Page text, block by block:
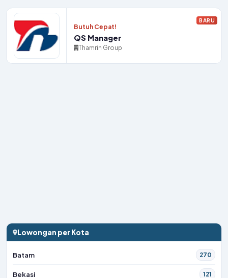
Butuh Cepat!
QS Manager
Thamrin Group
BARU
Lowongan per Kota
Batam 270
Bekasi 121